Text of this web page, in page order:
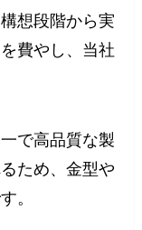
想段階から実
費やし、当社
で高品質な製
ため、金型や
。